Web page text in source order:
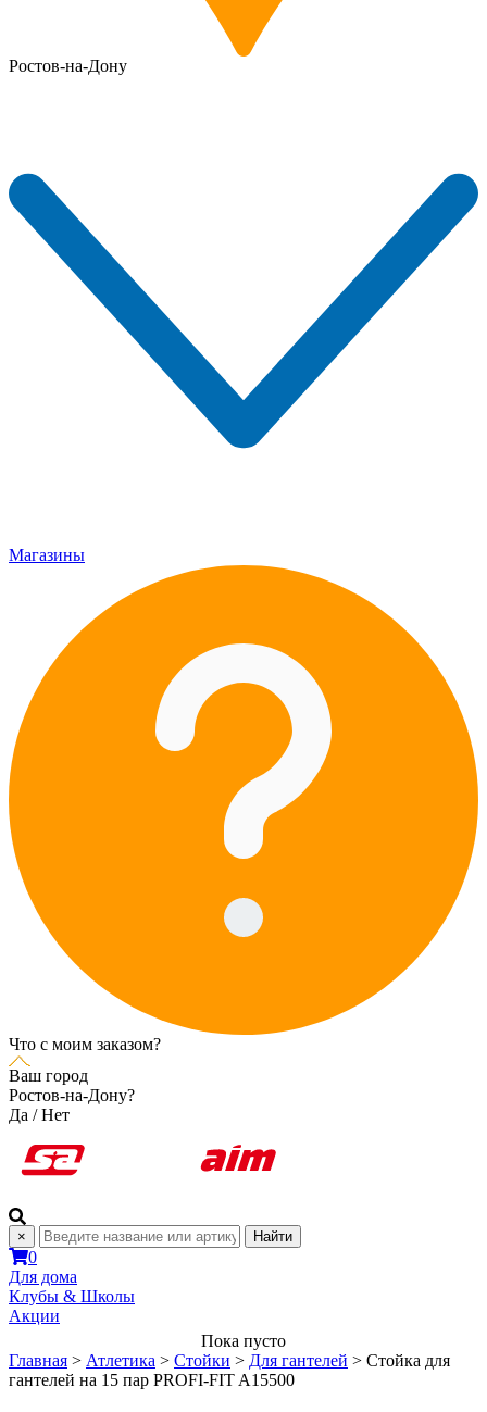
Ростов-на-Дону
Магазины
Что с моим заказом?
Ваш город
Ростов-на-Дону?
Да /Нет
× Найти
0
Для дома
Клубы & Школы
Акции
Пока пусто
Главная > Атлетика > Стойки > Для гантелей > Стойка для
гантелей на 15 пар PROFI-FIT A15500